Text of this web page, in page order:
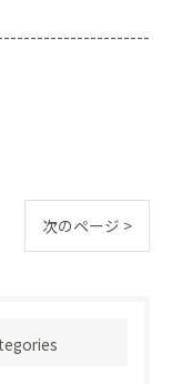
次のページ >